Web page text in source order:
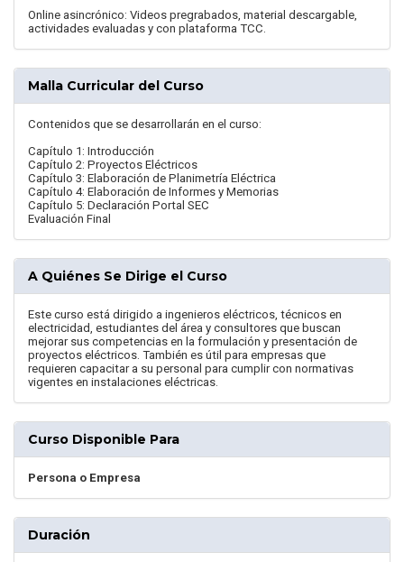
Online asincrónico: Videos pregrabados, material descargable,
actividades evaluadas y con plataforma TCC.
Malla Curricular del Curso
Contenidos que se desarrollarán en el curso:
Capítulo 1: Introducción
Capítulo 2: Proyectos Eléctricos
Capítulo 3: Elaboración de Planimetría Eléctrica
Capítulo 4: Elaboración de Informes y Memorias
Capítulo 5: Declaración Portal SEC
Evaluación Final
A Quiénes Se Dirige el Curso
Este curso está dirigido a ingenieros eléctricos, técnicos en
electricidad, estudiantes del área y consultores que buscan
mejorar sus competencias en la formulación y presentación de
proyectos eléctricos. También es útil para empresas que
requieren capacitar a su personal para cumplir con normativas
vigentes en instalaciones eléctricas.
Curso Disponible Para
Persona o Empresa
Duración